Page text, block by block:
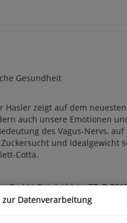
Gesundheit
zeigt auf dem
auch unsere Emotionen
des Vagus-Nervs,
und Idealgewicht
Cotta.
GmbH, Rotebühlstr. 77, D
Datenverarbeitung